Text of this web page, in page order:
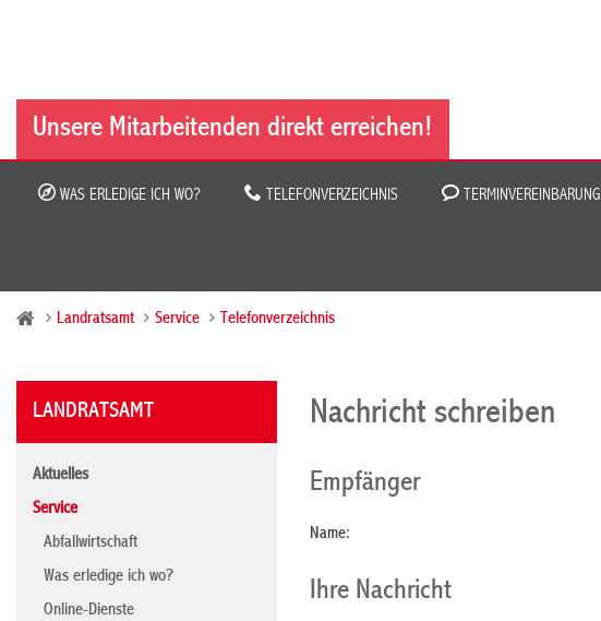
Unsere Mitarbeitenden direkt erreichen!
WAS ERLEDIGE ICH WO? TELEFONVERZEICHNIS TERMINVEREINBARUNG
Landratsamt Service Telefonverzeichnis
LANDRATSAMT
Aktuelles
Service
Abfallwirtschaft
Was erledige ich wo?
Online-Dienste
Nachricht schreiben
Empfänger
Name:
Ihre Nachricht